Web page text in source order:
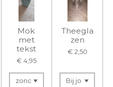
Mok
met
tekst
€ 4,95
Theegla
zen
€ 2,50